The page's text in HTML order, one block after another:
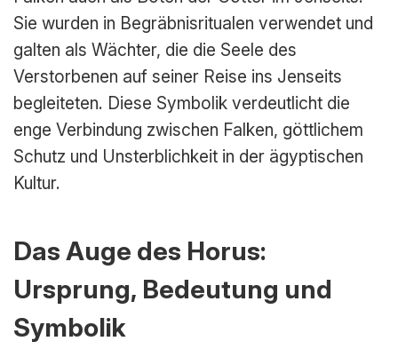
Sie wurden in Begräbnisritualen verwendet und
galten als Wächter, die die Seele des
Verstorbenen auf seiner Reise ins Jenseits
begleiteten. Diese Symbolik verdeutlicht die
enge Verbindung zwischen Falken, göttlichem
Schutz und Unsterblichkeit in der ägyptischen
Kultur.
Das Auge des Horus:
Ursprung, Bedeutung und
Symbolik